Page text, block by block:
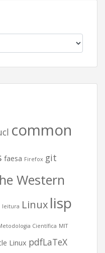
common
faesa Firefox git
Western
leitura Linux lisp
Científica MIT
Linux pdfLaTeX